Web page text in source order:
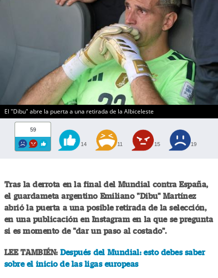
El "Dibu" abre la puerta a una retirada de la Albiceleste
59
14 11 15 19
Tras la derrota en la final del Mundial contra España,
el guardameta argentino Emiliano "Dibu" Martínez
abrió la puerta a una posible retirada de la selección,
en una publicación en Instagram en la que se pregunta
si es momento de "dar un paso al costado".
LEE TAMBIÉN: Después del Mundial: esto debes saber
sobre el inicio de las ligas europeas